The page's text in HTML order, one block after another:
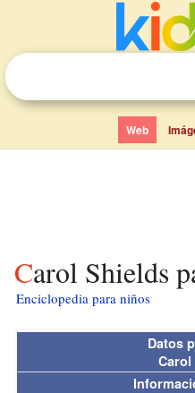
Web
Carol Shields
Enciclopedia para niños
Datos